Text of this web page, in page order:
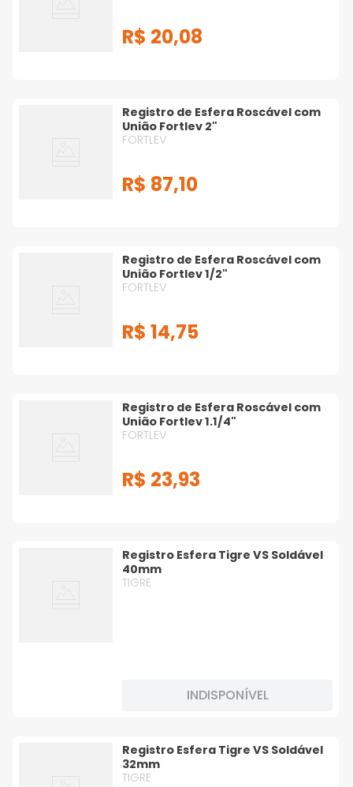
R$ 20,08
Registro de Esfera Roscável com
União Fortlev 2"
FORTLEV
R$ 87,10
Registro de Esfera Roscável com
União Fortlev 1/2"
FORTLEV
R$ 14,75
Registro de Esfera Roscável com
União Fortlev 1.1/4"
FORTLEV
R$ 23,93
Registro Esfera Tigre VS Soldável
40mm
TIGRE
INDISPONÍVEL
Registro Esfera Tigre VS Soldável
32mm
TIGRE